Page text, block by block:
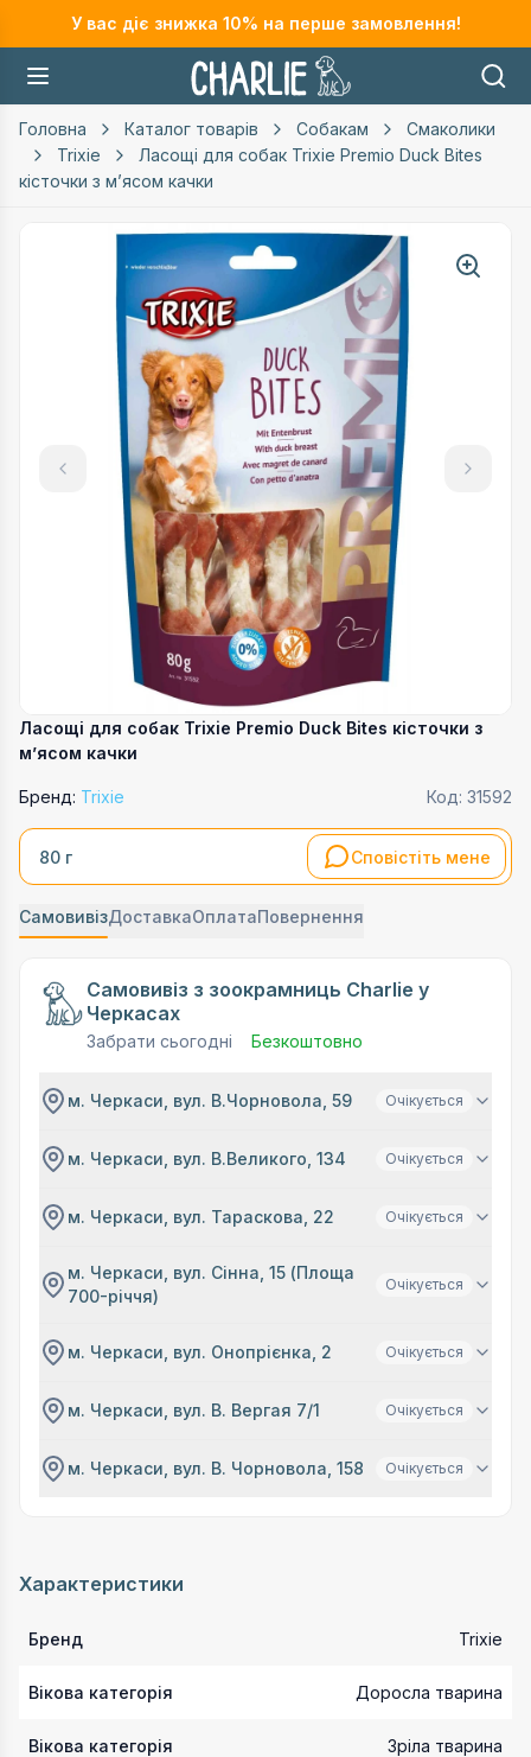
У вас діє знижка 10% на перше замовлення!
Головна Каталог товарів Собакам
Смаколики
Trixie
Ласощі для собак Trixie Premio Duck Bites
кісточки з мʼясом качки
Ласощі для собак Trixie Premio Duck Bites кісточки з
мʼясом качки
Бренд: Trixie Код: 31592
80 г Сповістіть мене
СамовивізДоставкаОплатаПовернення
Самовивіз з зоокрамниць Charlie у
Черкасах
Забрати сьогодні Безкоштовно
м. Черкаси, вул. В.Чорновола, 59 Очікується
м. Черкаси, вул. В.Великого, 134 Очікується
м. Черкаси, вул. Тараскова, 22 Очікується
м. Черкаси, вул. Сінна, 15 (Площа
700-річчя)
Очікується
м. Черкаси, вул. Онопрієнка, 2 Очікується
м. Черкаси, вул. В. Вергая 7/1 Очікується
м. Черкаси, вул. В. Чорновола, 158 Очікується
Характеристики
Бренд Trixie
Вікова категорія Доросла тварина
Вікова категорія Зріла тварина